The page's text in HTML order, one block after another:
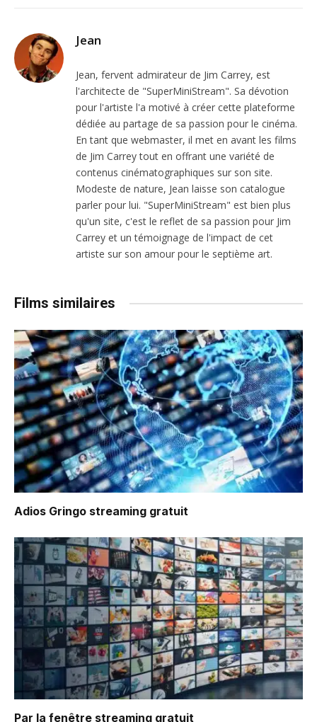
Jean
Jean, fervent admirateur de Jim Carrey, est
l'architecte de "SuperMiniStream". Sa dévotion
pour l'artiste l'a motivé à créer cette plateforme
dédiée au partage de sa passion pour le cinéma.
En tant que webmaster, il met en avant les films
de Jim Carrey tout en offrant une variété de
contenus cinématographiques sur son site.
Modeste de nature, Jean laisse son catalogue
parler pour lui. "SuperMiniStream" est bien plus
qu'un site, c'est le reflet de sa passion pour Jim
Carrey et un témoignage de l'impact de cet
artiste sur son amour pour le septième art.
Films similaires
Adios Gringo streaming gratuit
Par la fenêtre streaming gratuit